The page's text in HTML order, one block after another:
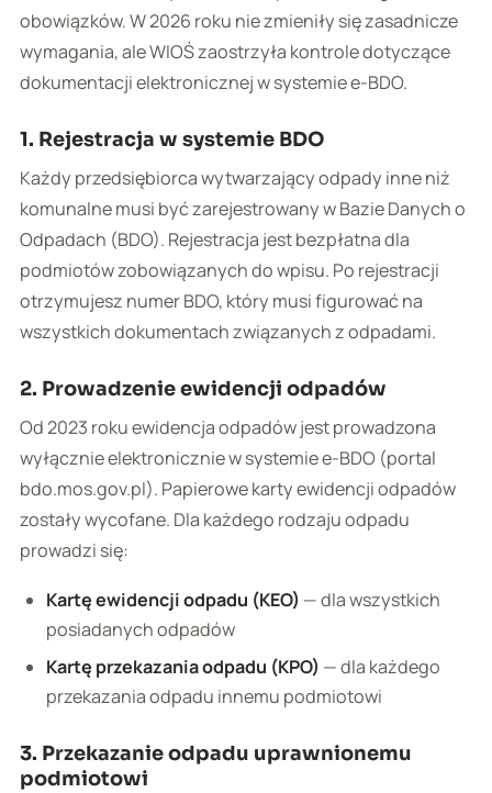
obowiązków. W 2026 roku nie zmieniły się zasadnicze
wymagania, ale WIOŚ zaostrzyła kontrole dotyczące
dokumentacji elektronicznej w systemie e-BDO.
1. Rejestracja w systemie BDO
Każdy przedsiębiorca wytwarzający odpady inne niż
komunalne musi być zarejestrowany w Bazie Danych o
Odpadach (BDO). Rejestracja jest bezpłatna dla
podmiotów zobowiązanych do wpisu. Po rejestracji
otrzymujesz numer BDO, który musi figurować na
wszystkich dokumentach związanych z odpadami.
2. Prowadzenie ewidencji odpadów
Od 2023 roku ewidencja odpadów jest prowadzona
wyłącznie elektronicznie w systemie e-BDO (portal
bdo.mos.gov.pl). Papierowe karty ewidencji odpadów
zostały wycofane. Dla każdego rodzaju odpadu
prowadzi się:
Kartę ewidencji odpadu (KEO) — dla wszystkich
posiadanych odpadów
Kartę przekazania odpadu (KPO) — dla każdego
przekazania odpadu innemu podmiotowi
3. Przekazanie odpadu uprawnionemu
podmiotowi